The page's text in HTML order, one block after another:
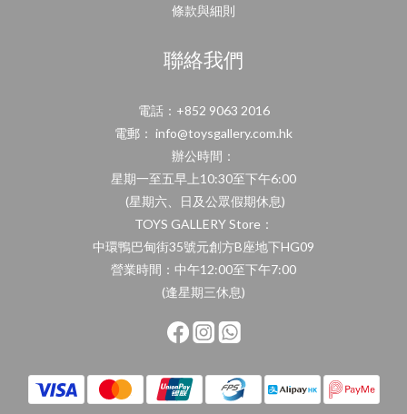
條款與細則
聯絡我們
電話：+852 9063 2016
電郵： info@toysgallery.com.hk
辦公時間：
星期一至五早上10:30至下午6:00
(星期六、日及公眾假期休息)
TOYS GALLERY Store：
中環鴨巴甸街35號元創方B座地下HG09
營業時間：中午12:00至下午7:00
(逢星期三休息)